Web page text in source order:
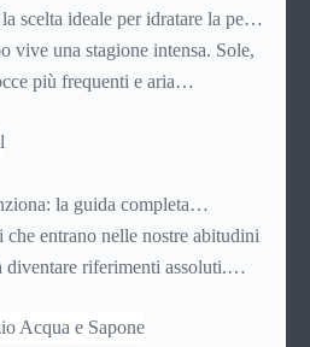
disdetta per un contratto di affitto.
scelta ideale per idratare la pelle
vive una stagione intensa. Sole,
più frequenti e aria
meno confortevole. Eppure,
persone smettono di applicare
texture pesanti,
la guida completa
privatientrano nelle nostre abitudini
riferimenti assoluti.
per mandare venti euro a un